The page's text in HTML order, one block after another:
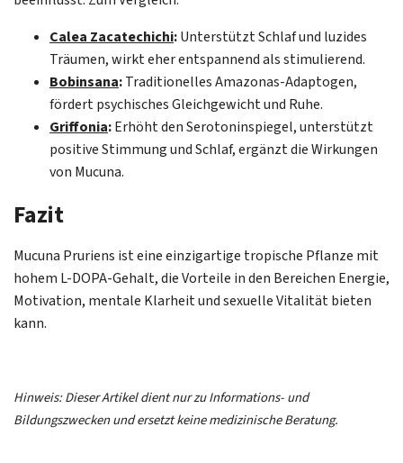
Calea Zacatechichi:Unterstützt Schlaf und luzides
Träumen, wirkt eher entspannend als stimulierend.
Bobinsana:Traditionelles Amazonas-Adaptogen,
fördert psychisches Gleichgewicht und Ruhe.
Griffonia:Erhöht den Serotoninspiegel, unterstützt
positive Stimmung und Schlaf, ergänzt die Wirkungen
von Mucuna.
Fazit
Mucuna Pruriens ist eine einzigartige tropische Pflanze mit
hohem L-DOPA-Gehalt, die Vorteile in den Bereichen Energie,
Motivation, mentale Klarheit und sexuelle Vitalität bieten
kann.
Hinweis: Dieser Artikel dient nur zu Informations- und
Bildungszwecken und ersetzt keine medizinische Beratung.